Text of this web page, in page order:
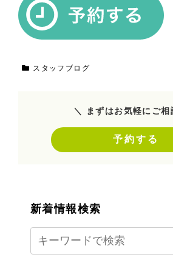
スタッフブログ
＼ まずはお気軽にご相
予約する
新着情報検索